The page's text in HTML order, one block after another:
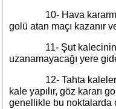
10- Hava
golü atan maçı kazanır
11- Şut kalecinin
uzanamayacağı yere
12- Tahta kaleler
kale yapılır, göz kararı
genellikle bu noktalarda